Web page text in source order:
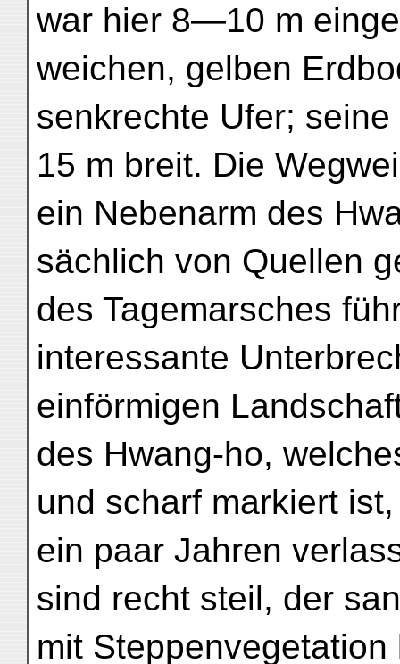
war hier 8—10 m
weichen, gelben
senkrechte Ufer;
15 m breit. Die
ein Nebenarm des
sächlich von Quellen
des Tagemarsches
interessante
einförmigen
des Hwang-ho,
und scharf markiert
ein paar Jahren
sind recht steil, der
mit